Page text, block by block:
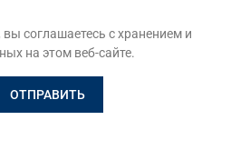
соглашаетесь с хранением и
на этом веб-сайте.